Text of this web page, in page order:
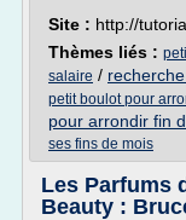
Site : http://
Thèmes liés :
salaire /
petit boulot pour
pour arrondir fin
ses fins de mois
Les Parfums
Beauty :